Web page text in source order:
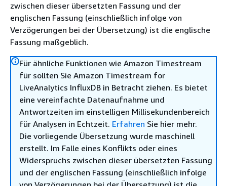
zwischen dieser übersetzten Fassung und der
englischen Fassung (einschließlich infolge von
Verzögerungen bei der Übersetzung) ist die englische
Fassung maßgeblich.
Für ähnliche Funktionen wie Amazon Timestream
für sollten Sie Amazon Timestream for
LiveAnalytics InfluxDB in Betracht ziehen. Es bietet
eine vereinfachte Datenaufnahme und
Antwortzeiten im einstelligen Millisekundenbereich
für Analysen in Echtzeit. Erfahren Sie hier mehr.
Die vorliegende Übersetzung wurde maschinell
erstellt. Im Falle eines Konflikts oder eines
Widerspruchs zwischen dieser übersetzten Fassung
und der englischen Fassung (einschließlich infolge